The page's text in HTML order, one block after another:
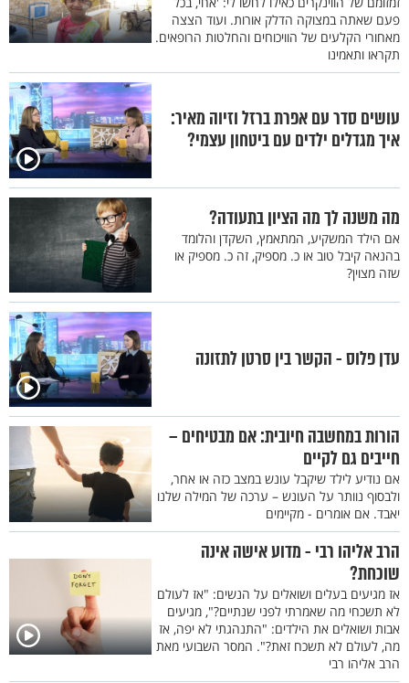
פעם שאתה במצוקה הדלק אורות. ועוד הצצה
מאחורי הקלעים של הוויכוחים והחלטות הרופאים.
תקראו ותאמינו
עושים סדר עם אפרת ברזל וזיוה מאיר:
איך מגדלים ילדים עם ביטחון עצמי?
מה משנה לך מה הציון בתעודה?
אם הילד המשקיע, המתאמץ, השקדן והלומד
בהנאה קיבל טוב או כ. מספיק, זה כ. מספיק או
שזה מצוין?
עדן פלוס - הקשר בין סרטן לתזונה
הורות במחשבה חיובית: אם מבטיחים –
חייבים גם לקיים
אם נודיע לילד שיקבל עונש במצב כזה או אחר,
ולבסוף נוותר על העונש – ערכה של המילה שלנו
יאבד. אם אומרים - מקיימים
הרב אליהו רבי - מדוע אישה אינה
שוכחת?
אז מגיעים בעלים ושואלים על הנשים: "אז לעולם
לא תשכחי מה שאמרתי לפני שנתיים?", מגיעים
אבות ושואלים את הילדים: "התנהגתי לא יפה, אז
מה, לעולם לא תשכח זאת?". המסר השבועי מאת
הרב אליהו רבי